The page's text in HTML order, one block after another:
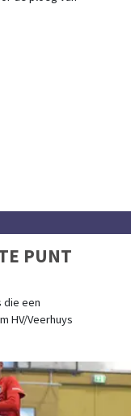
PUNT
die een
HV/Veerhuys